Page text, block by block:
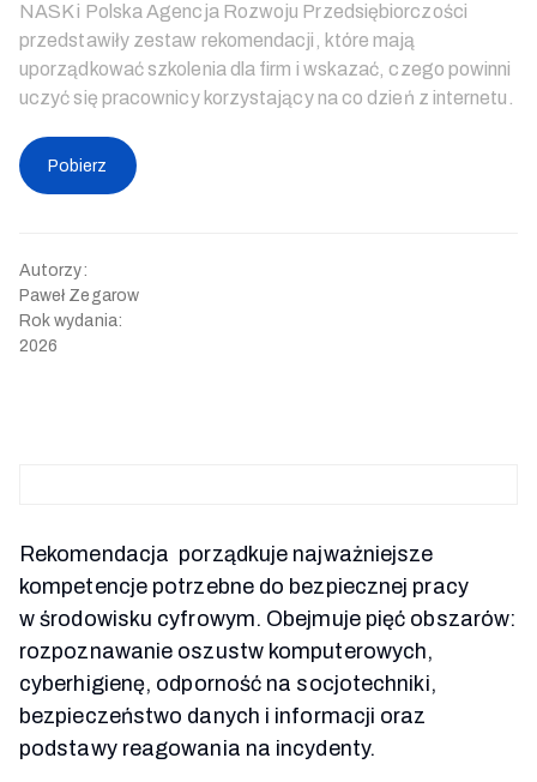
NASK i Polska Agencja Rozwoju Przedsiębiorczości
przedstawiły zestaw rekomendacji, które mają
uporządkować szkolenia dla firm i wskazać, czego powinni
uczyć się pracownicy korzystający na co dzień z internetu.
Pobierz
Autorzy:
Paweł Zegarow
Rok wydania:
2026
Rekomendacja porządkuje najważniejsze
kompetencje potrzebne do bezpiecznej pracy
w środowisku cyfrowym. Obejmuje pięć obszarów:
rozpoznawanie oszustw komputerowych,
cyberhigienę, odporność na socjotechniki,
bezpieczeństwo danych i informacji oraz
podstawy reagowania na incydenty.